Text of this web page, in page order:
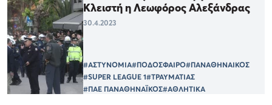
Κλειστή η Λεωφόρος Αλεξάνδρας
30.4.2023
#ΑΣΤΥΝΟΜΙΑ#ΠΟΔΟΣΦΑΙΡΟ#ΠΑΝΑΘΗΝΑΙΚΟΣ
#SUPER LEAGUE 1#ΤΡΑΥΜΑΤΙΑΣ
#ΠΑΕ ΠΑΝΑΘΗΝΑΪΚΟΣ#ΑΘΛΗΤΙΚΑ